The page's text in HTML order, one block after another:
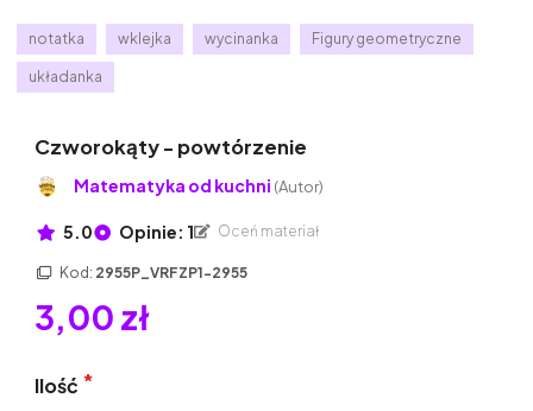
notatka wklejka wycinanka Figury geometryczne
układanka
Czworokąty - powtórzenie
Matematyka od kuchni (Autor)
5.0 Opinie: 1 Oceń materiał
Kod: 2955P_VRFZP1-2955
3,00 zł
Ilość